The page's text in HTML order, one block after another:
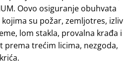
Oovo osiguranje obuhvata
su požar, zemljotres, izliv
lom stakla, provalna krađa i
trećim licima, nezgoda,